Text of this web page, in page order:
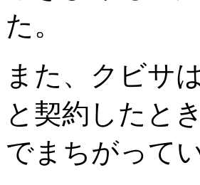
た。
また、クビサ
と契約したと
でまちがって